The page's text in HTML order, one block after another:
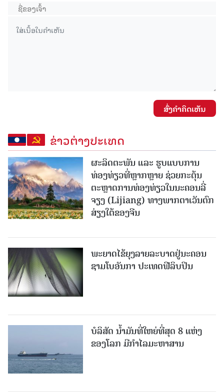
ສົ່ງຄໍາຄິດເຫັນ
ຂ່າວຕ່າງປະເທດ
ຜະລິດຕະພັນ ແລະ ຮູບແບບການ
ທ່ອງທ່ຽວທີ່ຫຼາກຫຼາຍ ຊ່ວຍກະຕຸ້ນ
ຕະຫຼາດການທ່ອງທ່ຽວໃນນະຄອນລີ່
ຈຽງ (Lijiang) ທາງພາກຕາເວັນຕົກ
ສ່ຽງໃຕ້ຂອງຈີນ
ພະຍາດໄຂ້ຍຸງລາຍລະບາດຢູ່ນະຄອນ
ຊາມໂບ​ອັນກາ ປະເທດຟີລິບປິນ
ບໍລິສັດ ນ້ຳມັນທີ່ໃຫຍ່ທີ່ສຸດ 8 ແຫ່ງ
ຂອງໂລກ ມີກຳໄລມະຫາສານ